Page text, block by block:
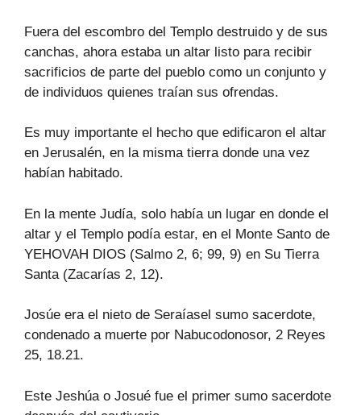
Fuera del escombro del Templo destruido y de sus
canchas, ahora estaba un altar listo para recibir
sacrificios de parte del pueblo como un conjunto y
de individuos quienes traían sus ofrendas.
Es muy importante el hecho que edificaron el altar
en Jerusalén, en la misma tierra donde una vez
habían habitado.
En la mente Judía, solo había un lugar en donde el
altar y el Templo podía estar, en el Monte Santo de
YEHOVAH DIOS (Salmo 2, 6; 99, 9) en Su Tierra
Santa (Zacarías 2, 12).
Josúe era el nieto de Seraíasel sumo sacerdote,
condenado a muerte por Nabucodonosor, 2 Reyes
25, 18.21.
Este Jeshúa o Josué fue el primer sumo sacerdote